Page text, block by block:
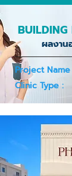
BUILDING
ผลงาน
Project
Clinic Type :